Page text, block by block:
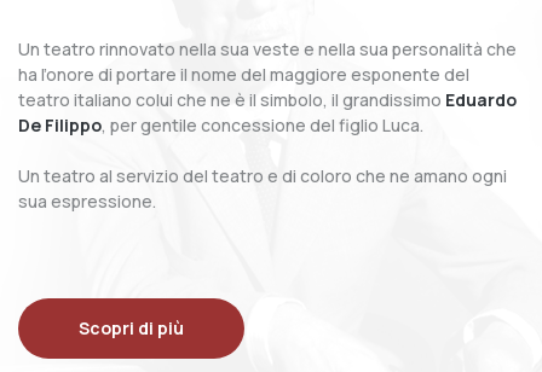
Un teatro rinnovato nella sua veste e nella sua personalità che
ha l’onore di portare il nome del maggiore esponente del
teatro italiano colui che ne è il simbolo, il grandissimo Eduardo
De Filippo, per gentile concessione del figlio Luca.
Un teatro al servizio del teatro e di coloro che ne amano ogni
sua espressione.
Scopri di più